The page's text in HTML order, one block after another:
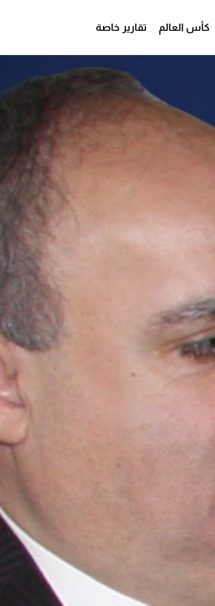
كأس العالم تقارير خاصة